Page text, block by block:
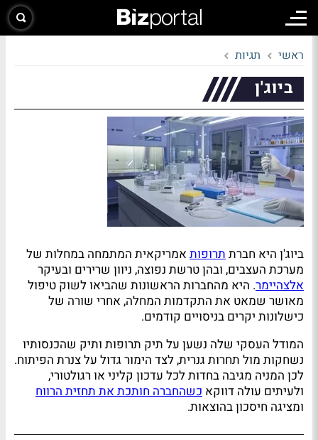
ראשי תגיות
ביוג'ן
ביוג'ן היא חברתתרופות אמריקאית המתמחה במחלות של
מערכת העצבים, ובהן טרשת נפוצה, ניוון שרירים ובעיקר
אלצהיימר. היא מהחברות הראשונות שהביאו לשוק טיפול
מאושר שמאט את התקדמות המחלה, אחרי שורה של
כישלונות יקרים בניסויים קודמים.
המודל העסקי שלה נשען על תיק תרופות ותיק שהכנסותיו
נשחקות מול תחרות גנרית, לצד הימור גדול על צנרת הפיתוח.
לכן המניה מגיבה בחדות לכל עדכון קליני או רגולטורי,
ולעיתים עולה דווקא כשהחברה חותכת את תחזית הרווח
ומציגה חיסכון בהוצאות.